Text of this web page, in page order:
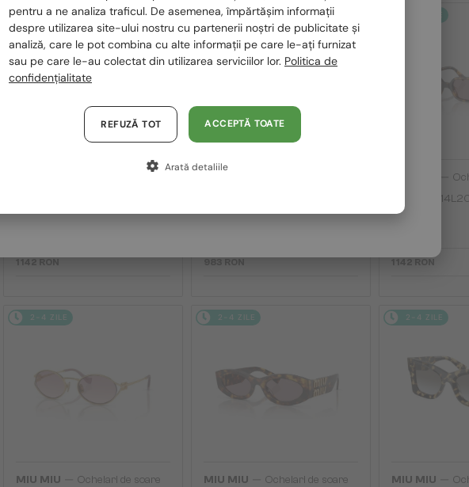
2-4 ZILE
1 142 RON
2-4 ZILE
983 RON
MU 11ZS -
1 142 RON
2-4 ZILE
MIU MIU
Ochelari de soare
2-4 ZILE
MIU MIU
Ochelari de soare
2-4 ZILE
MIU MIU
România / RO
Polska / PL
Magyarország / HU
Austria / AT
pentru a ne analiza traficul. De asemenea, împărtășim informații
despre utilizarea site-ului nostru cu partenerii noștri de publicitate și
analiză, care le pot combina cu alte informații pe care le-ați furnizat
sau pe care le-au colectat din utilizarea serviciilor lor. Politica de
confidențialitate
ACCEPTĂ TOATE
REFUZĂ TOT
Arată detaliile